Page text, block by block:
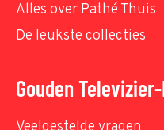
Alles over Pathé Thuis
De leukste collecties
Gouden